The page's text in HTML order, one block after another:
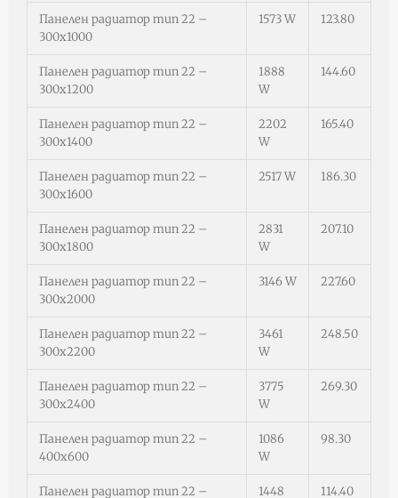
Панелен радиатор тип 22 –
300х1000
1573 W 123.80
Панелен радиатор тип 22 –
300х1200
1888
W
144.60
Панелен радиатор тип 22 –
300х1400
2202
W
165.40
Панелен радиатор тип 22 –
300х1600
2517 W 186.30
Панелен радиатор тип 22 –
300х1800
2831
W
207.10
Панелен радиатор тип 22 –
300х2000
3146 W 227.60
Панелен радиатор тип 22 –
300х2200
3461
W
248.50
Панелен радиатор тип 22 –
300х2400
3775
W
269.30
Панелен радиатор тип 22 –
400х600
1086
W
98.30
Панелен радиатор тип 22 –
1448
114.40